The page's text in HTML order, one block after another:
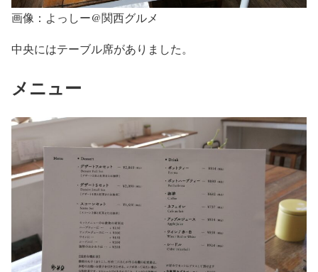
画像：よっしー@関西グルメ
中央にはテーブル席がありました。
メニュー